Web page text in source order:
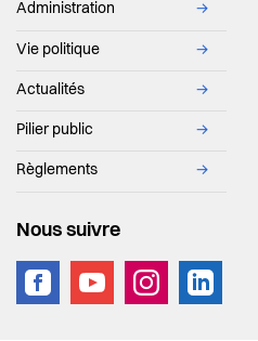
Administration →
Vie politique →
Actualités →
Pilier public →
Règlements →
Nous suivre